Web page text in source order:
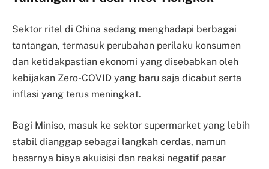
Sektor ritel di China sedang menghadapi berbagai
tantangan, termasuk perubahan perilaku konsumen
dan ketidakpastian ekonomi yang disebabkan oleh
kebijakan Zero-COVID yang baru saja dicabut serta
inflasi yang terus meningkat.
Bagi Miniso, masuk ke sektor supermarket yang lebih
stabil dianggap sebagai langkah cerdas, namun
besarnya biaya akuisisi dan reaksi negatif pasar